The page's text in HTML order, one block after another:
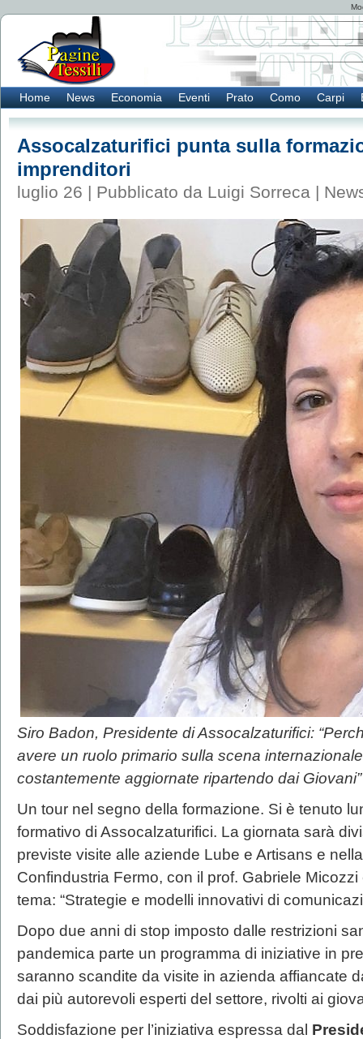
Home News Economia Eventi Prato Como Carpi
Assocalzaturifici punta sulla
imprenditori
luglio 26 | Pubblicato da Luigi Sorreca |
Siro Badon, Presidente di Assocalzaturifici:
avere un ruolo primario sulla scena
costantemente aggiornate ripartendo dai Giovani”
Un tour nel segno della formazione. Si è tenuto
formativo di Assocalzaturifici. La giornata sarà
previste visite alle aziende Lube e Artisans e
Confindustria Fermo, con il prof. Gabriele
tema: “Strategie e modelli innovativi di
Dopo due anni di stop imposto dalle restrizioni
pandemica parte un programma di iniziative in
saranno scandite da visite in azienda affiancate
dai più autorevoli esperti del settore, rivolti ai
Soddisfazione per l’iniziativa espressa dal